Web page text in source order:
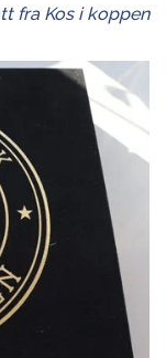
fra Kos i koppen